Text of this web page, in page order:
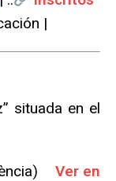
|
situada en el
Ver en